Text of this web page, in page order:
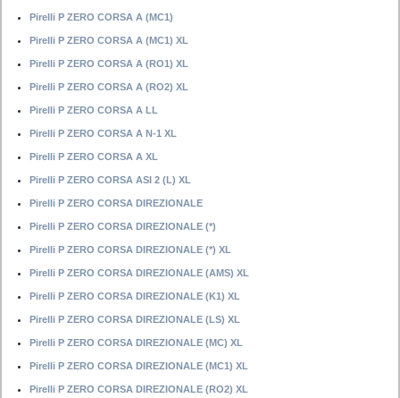
Pirelli P ZERO CORSA A (MC1)
Pirelli P ZERO CORSA A (MC1) XL
Pirelli P ZERO CORSA A (RO1) XL
Pirelli P ZERO CORSA A (RO2) XL
Pirelli P ZERO CORSA A LL
Pirelli P ZERO CORSA A N-1 XL
Pirelli P ZERO CORSA A XL
Pirelli P ZERO CORSA ASI 2 (L) XL
Pirelli P ZERO CORSA DIREZIONALE
Pirelli P ZERO CORSA DIREZIONALE (*)
Pirelli P ZERO CORSA DIREZIONALE (*) XL
Pirelli P ZERO CORSA DIREZIONALE (AMS) XL
Pirelli P ZERO CORSA DIREZIONALE (K1) XL
Pirelli P ZERO CORSA DIREZIONALE (LS) XL
Pirelli P ZERO CORSA DIREZIONALE (MC) XL
Pirelli P ZERO CORSA DIREZIONALE (MC1) XL
Pirelli P ZERO CORSA DIREZIONALE (RO2) XL